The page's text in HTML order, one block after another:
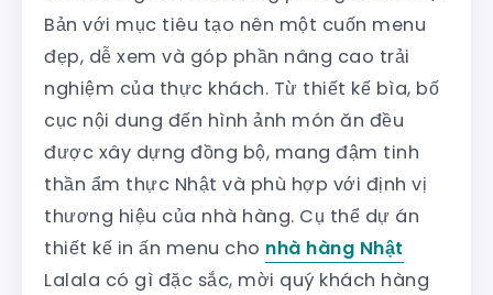
Bản với mục tiêu tạo nên một cuốn menu
đẹp, dễ xem và góp phần nâng cao trải
nghiệm của thực khách. Từ thiết kế bìa, bố
cục nội dung đến hình ảnh món ăn đều
được xây dựng đồng bộ, mang đậm tinh
thần ẩm thực Nhật và phù hợp với định vị
thương hiệu của nhà hàng. Cụ thể dự án
thiết kế in ấn menu cho nhà hàng Nhật
Lalala có gì đặc sắc, mời quý khách hàng